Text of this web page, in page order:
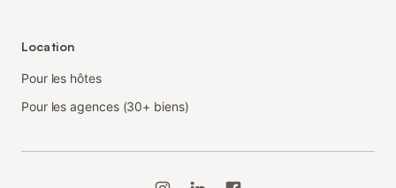
Location
Pour les hôtes
Pour les agences (30+ biens)